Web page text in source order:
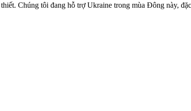
Chúng tôi đang hỗ trợ Ukraine trong mùa Đông này,